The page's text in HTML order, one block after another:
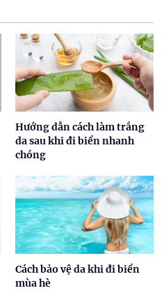
Hướng dẫn cách làm trắng
da sau khi đi biển nhanh
chóng
Cách bảo vệ da khi đi biển
mùa hè